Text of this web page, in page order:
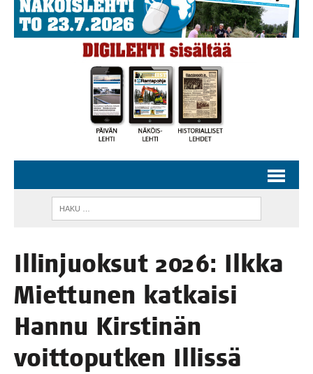
Illin­juok­sut 2026: Ilk­ka
Miet­tu­nen kat­kai­si
Han­nu Kirs­ti­nän
voit­to­put­ken Illissä